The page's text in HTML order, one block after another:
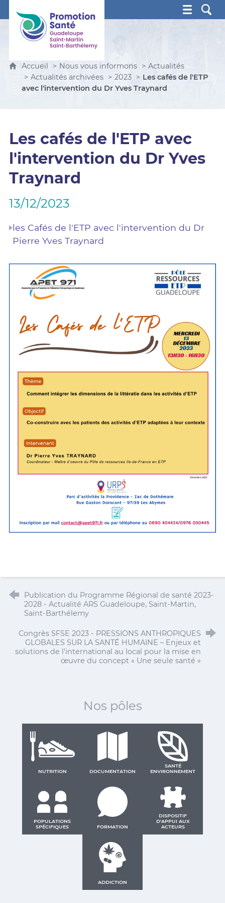
Promotion Santé Guadeloupe, Saint-Martin, Saint
Accueil Nous vous informons
Actualités
Actualités archivées
2023
Les cafés de l'ETP
avec l'intervention du Dr Yves Traynard
Les cafés de l'ETP avec
l'intervention du Dr Yves
Traynard
13/12/2023
les Cafés de l'ETP avec l'intervention du Dr
Pierre Yves Traynard
Publication du Programme Régional de santé 2023-
2028 - Actualité ARS Guadeloupe, Saint-Martin,
Saint-Barthélemy
Congrès SFSE 2023 - PRESSIONS ANTHROPIQUES
GLOBALES SUR LA SANTÉ HUMAINE – Enjeux et
solutions de l’international au local pour la mise en
œuvre du concept « Une seule santé »
Nos pôles
NUTRITION DOCUMENTATION
SANTÉ
ENVIRONNEMENT
POPULATIONS
SPÉCIFIQUES
FORMATION
DISPOSITIF
D'APPUI AUX
ACTEURS
ADDICTION